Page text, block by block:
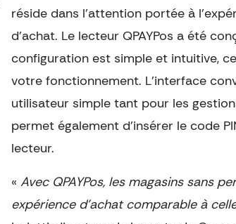
réside dans l’attention portée à
d’achat. Le lecteur QPAYPos a été
configuration est simple et intuitive,
votre fonctionnement. L’interface
utilisateur simple tant pour les
permet également d’insérer le code
lecteur.
« Avec QPAYPos, les magasins sans
expérience d’achat comparable à